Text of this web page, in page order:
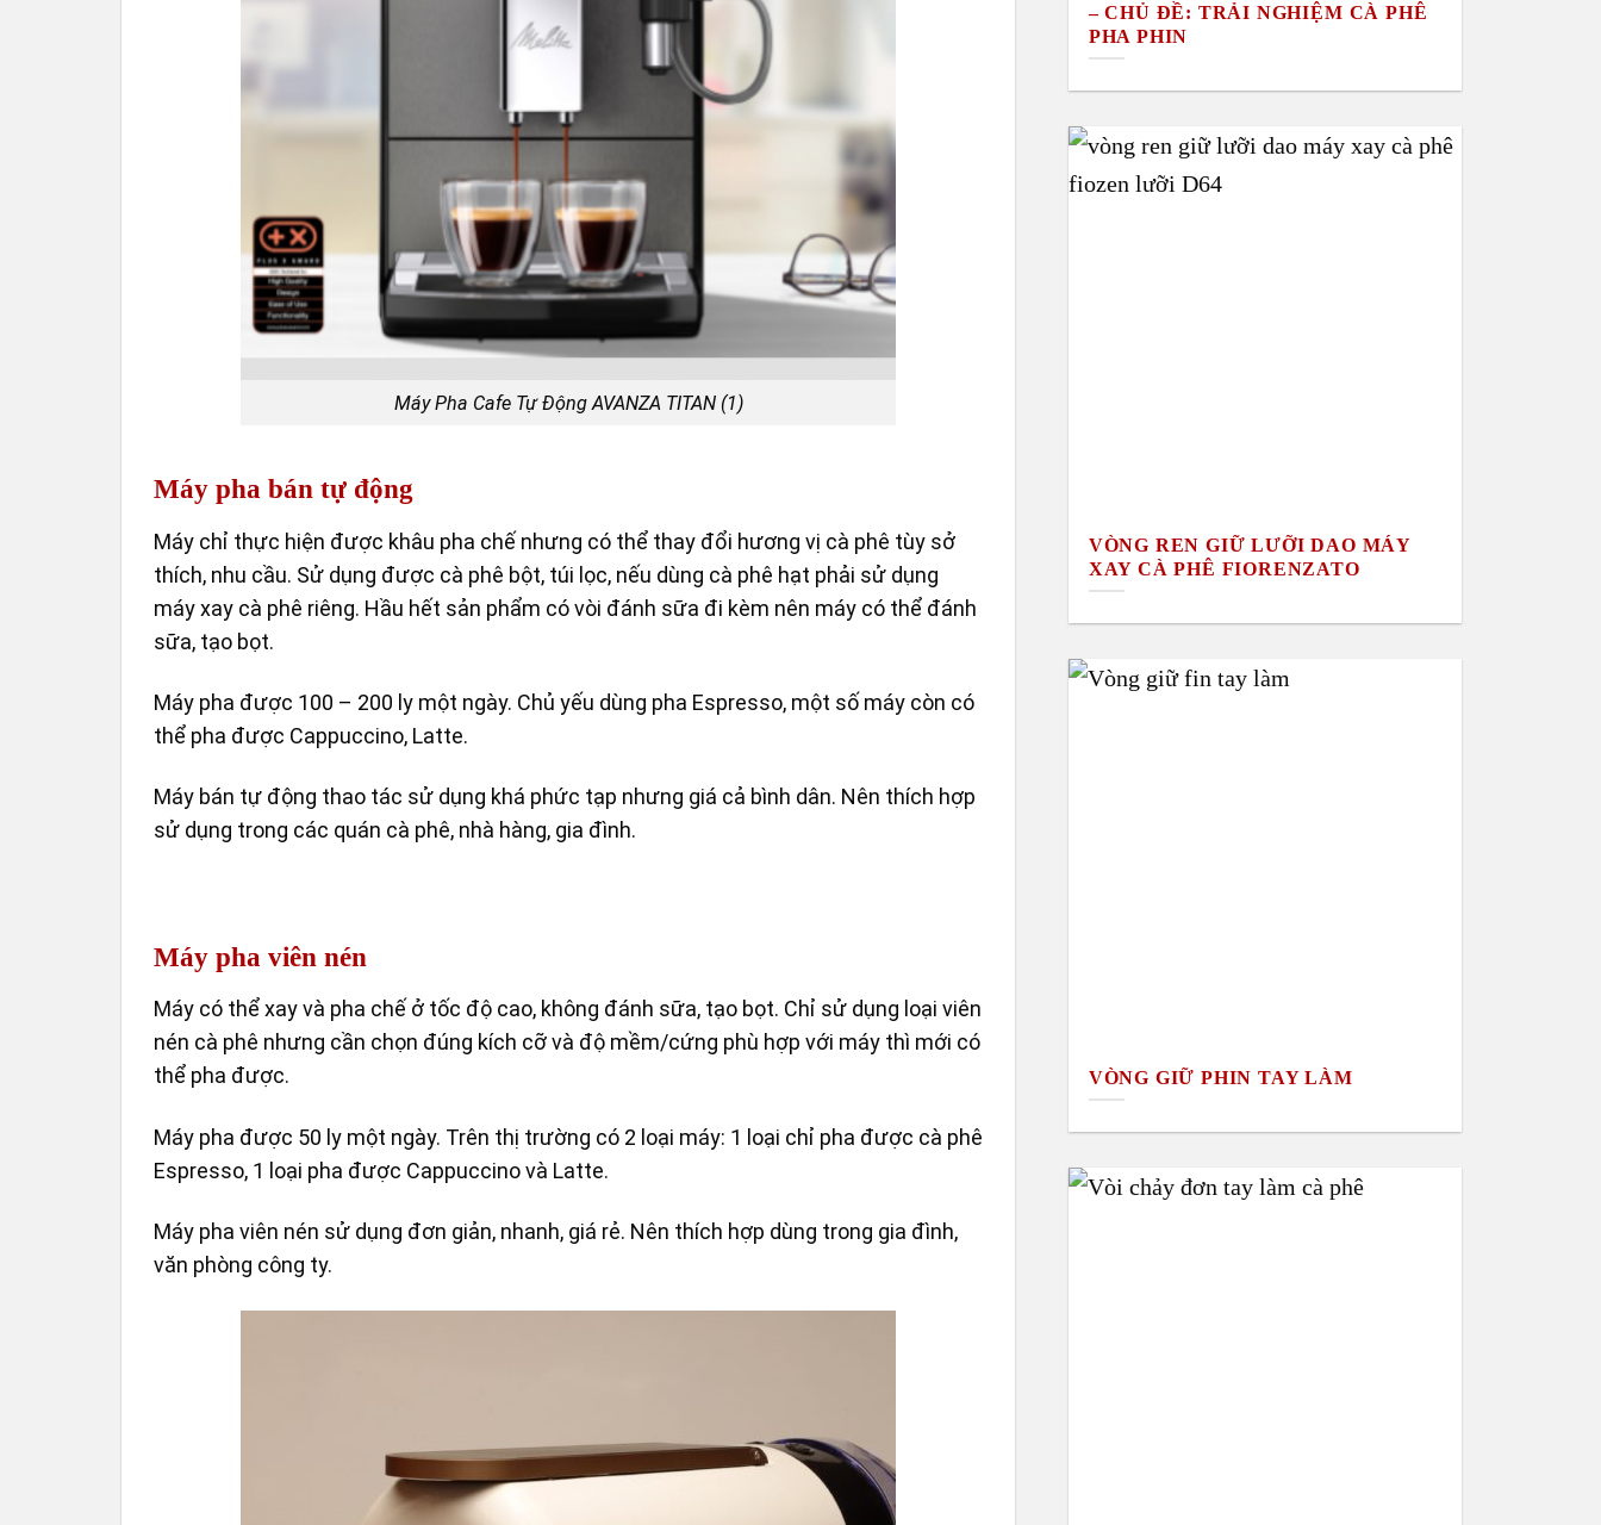
Máy Pha Cafe Tự Động AVANZA TITAN (1)
Máy pha bán tự động
Máy chỉ thực hiện được khâu pha chế nhưng có thể thay đổi hương vị cà phê tùy sở
thích, nhu cầu. Sử dụng được cà phê bột, túi lọc, nếu dùng cà phê hạt phải sử dụng
máy xay cà phê riêng. Hầu hết sản phẩm có vòi đánh sữa đi kèm nên máy có thể đánh
sữa, tạo bọt.
Máy pha được 100 – 200 ly một ngày. Chủ yếu dùng pha Espresso, một số máy còn có
thể pha được Cappuccino, Latte.
Máy bán tự động thao tác sử dụng khá phức tạp nhưng giá cả bình dân. Nên thích hợp
sử dụng trong các quán cà phê, nhà hàng, gia đình.
Máy pha viên nén
Máy có thể xay và pha chế ở tốc độ cao, không đánh sữa, tạo bọt. Chỉ sử dụng loại viên
nén cà phê nhưng cần chọn đúng kích cỡ và độ mềm/cứng phù hợp với máy thì mới có
thể pha được.
Máy pha được 50 ly một ngày. Trên thị trường có 2 loại máy: 1 loại chỉ pha được cà phê
Espresso, 1 loại pha được Cappuccino và Latte.
Máy pha viên nén sử dụng đơn giản, nhanh, giá rẻ. Nên thích hợp dùng trong gia đình,
văn phòng công ty.
– CHỦ ĐỀ: TRẢI NGHIỆM CÀ PHÊ
PHA PHIN
VÒNG REN GIỮ LƯỠI DAO MÁY
XAY CÀ PHÊ FIORENZATO
VÒNG GIỮ PHIN TAY LÀM